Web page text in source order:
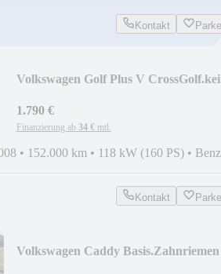
Kontakt
Volkswagen Golf Plus V
1.790 €
Finanzierung ab 34 € mtl.
• 152.000 km • 118 kW (160 PS) •
Kontakt
Volkswagen Caddy Basis.Zahnriemen